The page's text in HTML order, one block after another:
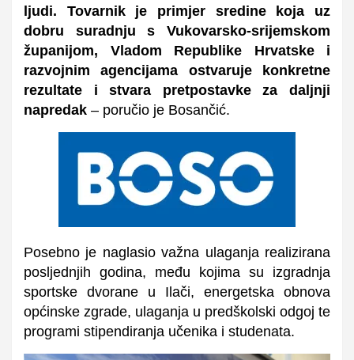
ljudi. Tovarnik je primjer sredine koja uz
dobru suradnju s Vukovarsko-srijemskom
županijom, Vladom Republike Hrvatske i
razvojnim agencijama ostvaruje konkretne
rezultate i stvara pretpostavke za daljnji
napredak – poručio je Bosančić.
Posebno je naglasio važna ulaganja realizirana
posljednjih godina, među kojima su izgradnja
sportske dvorane u Ilači, energetska obnova
općinske zgrade, ulaganja u predškolski odgoj te
programi stipendiranja učenika i studenata.